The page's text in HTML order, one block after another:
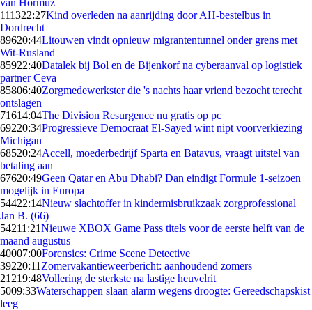
van Hormuz
111322:27Kind overleden na aanrijding door AH-bestelbus in
Dordrecht
89620:44Litouwen vindt opnieuw migrantentunnel onder grens met
Wit-Rusland
85922:40Datalek bij Bol en de Bijenkorf na cyberaanval op logistiek
partner Ceva
85806:40Zorgmedewerkster die 's nachts haar vriend bezocht terecht
ontslagen
71614:04The Division Resurgence nu gratis op pc
69220:34Progressieve Democraat El-Sayed wint nipt voorverkiezing
Michigan
68520:24Accell, moederbedrijf Sparta en Batavus, vraagt uitstel van
betaling aan
67620:49Geen Qatar en Abu Dhabi? Dan eindigt Formule 1-seizoen
mogelijk in Europa
54422:14Nieuw slachtoffer in kindermisbruikzaak zorgprofessional
Jan B. (66)
54211:21Nieuwe XBOX Game Pass titels voor de eerste helft van de
maand augustus
40007:00Forensics: Crime Scene Detective
39220:11 Zomervakantieweerbericht: aanhoudend zomers
21219:48Vollering de sterkste na lastige heuvelrit
5009:33Waterschappen slaan alarm wegens droogte: Gereedschapskist
leeg